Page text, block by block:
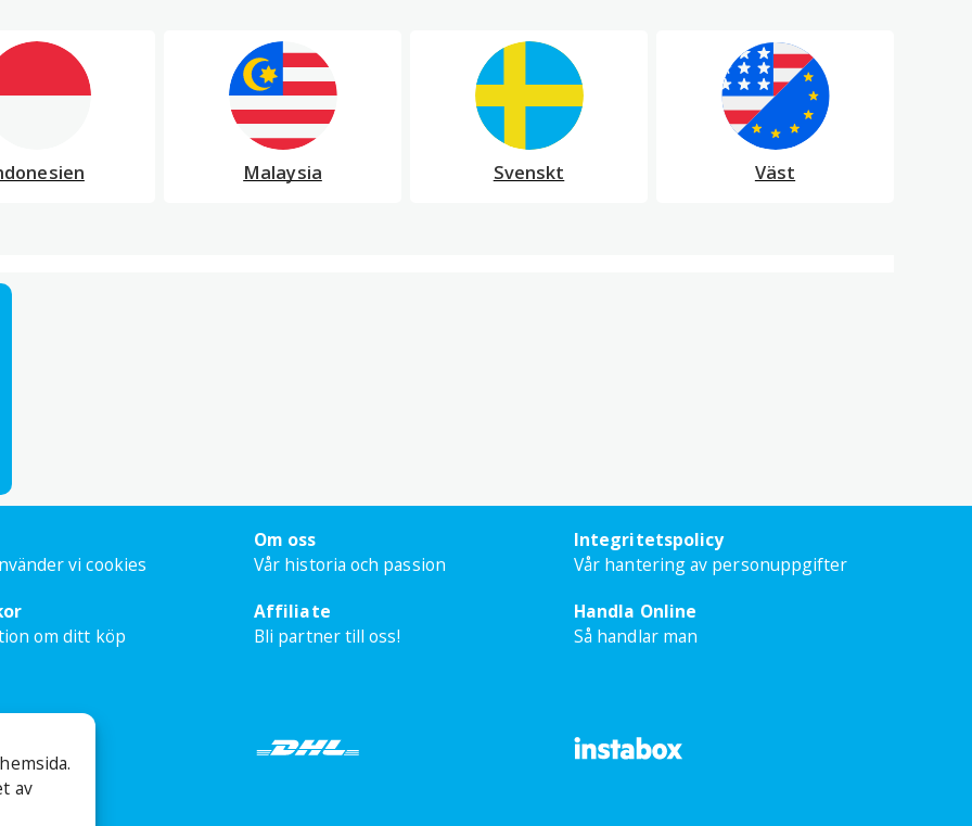
av
Malaysia Svenskt Väst
vi cookies
Om oss
Vår historia och passion
Integritetspolicy
Vår hantering av personuppgifter
om ditt köp
Affiliate
Bli partner till oss!
Handla Online
Så handlar man